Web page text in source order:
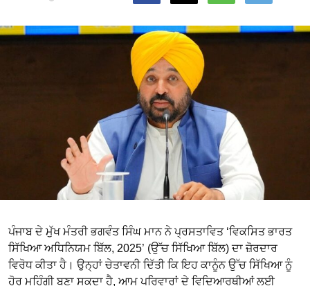
ਪੰਜਾਬ ਦੇ ਮੁੱਖ ਮੰਤਰੀ ਭਗਵੰਤ ਸਿੰਘ ਮਾਨ ਨੇ ਪ੍ਰਸਤਾਵਿਤ ‘ਵਿਕਸਿਤ ਭਾਰਤ
ਸਿੱਖਿਆ ਅਧਿਨਿਯਮ ਬਿੱਲ, 2025’ (ਉੱਚ ਸਿੱਖਿਆ ਬਿੱਲ) ਦਾ ਜ਼ੋਰਦਾਰ
ਵਿਰੋਧ ਕੀਤਾ ਹੈ। ਉਨ੍ਹਾਂ ਚੇਤਾਵਨੀ ਦਿੱਤੀ ਕਿ ਇਹ ਕਾਨੂੰਨ ਉੱਚ ਸਿੱਖਿਆ ਨੂੰ
ਹੋਰ ਮਹਿੰਗੀ ਬਣਾ ਸਕਦਾ ਹੈ, ਆਮ ਪਰਿਵਾਰਾਂ ਦੇ ਵਿਦਿਆਰਥੀਆਂ ਲਈ